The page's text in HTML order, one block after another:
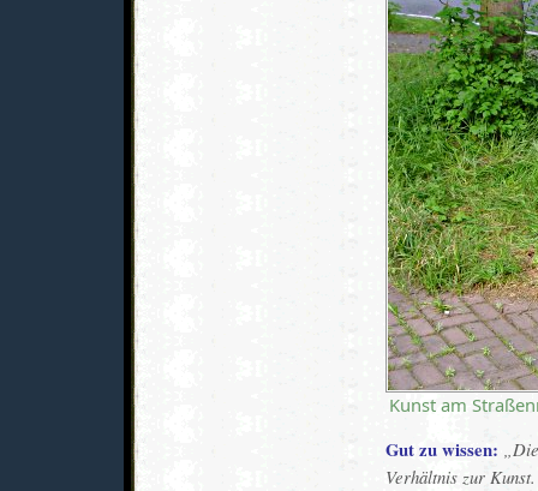
Kunst am
Gut zu wissen:
Verhältnis zur